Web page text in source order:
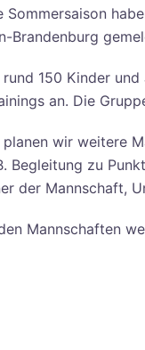
Sommersaison
Brandenburg
150 Kinder
an. Die
wir weitere
Begleitung zu
der Mannschaft,
Mannschaften